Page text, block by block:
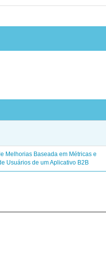
Melhorias Baseada em Métricas e
Usuários de um Aplicativo B2B